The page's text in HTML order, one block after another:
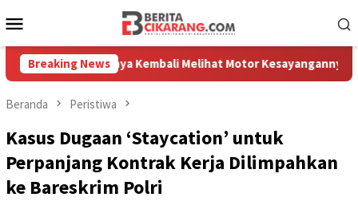
ke
Mobile
Breaking News
Akhirnya Kembali Melihat Motor Kesayangannya
Beranda Peristiwa
Kasus Dugaan ‘Staycation’ untuk
Perpanjang Kontrak Kerja Dilimpahkan
ke Bareskrim Polri